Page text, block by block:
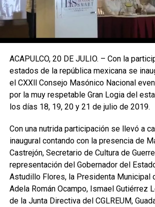
ACAPULCO, 20 DE JULIO. – Con la
estados de la república mexicana se
el CXXll Consejo Masónico Nacional
por la muy respetable Gran Logia del
los días 18, 19, 20 y 21 de julio de 2019.
Con una nutrida participación se llevó a
inaugural contando con la presencia de
Castrejón, Secretario de Cultura de
representación del Gobernador del
Astudillo Flores, la Presidenta Municipal
Adela Román Ocampo, Ismael Gutiérrez
de la Junta Directiva del CGLREUM,